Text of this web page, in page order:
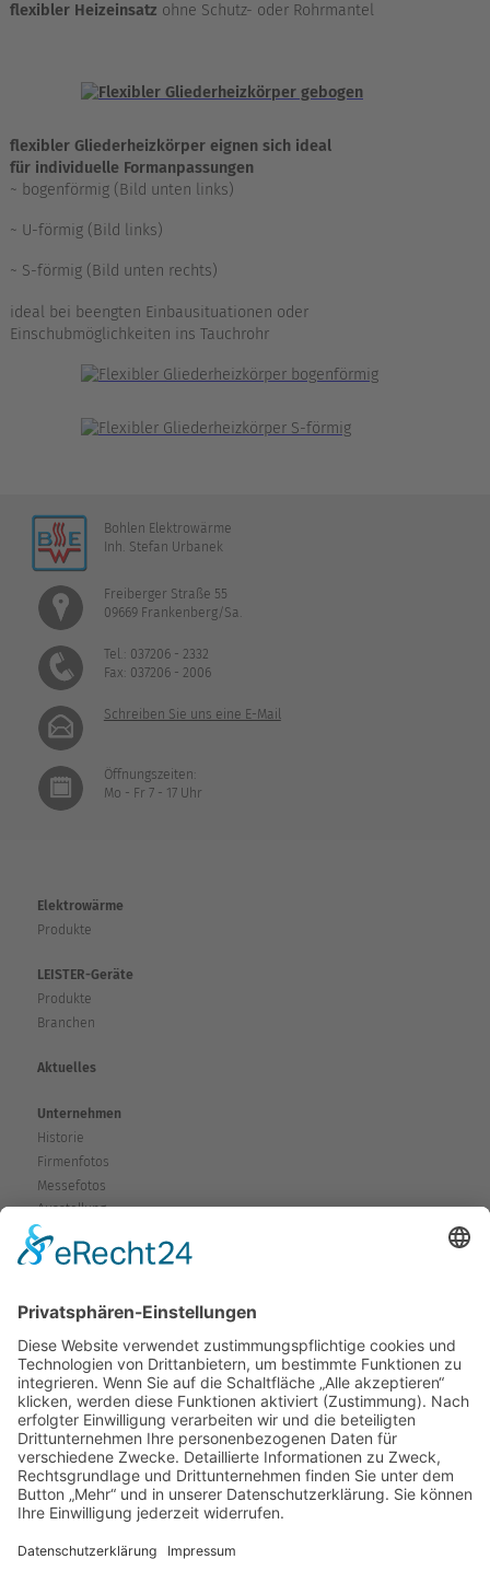
flexibler Heizeinsatz ohne Schutz- oder Rohrmantel
flexibler Gliederheizkörper eignen sich ideal
für individuelle Formanpassungen
~ bogenförmig (Bild unten links)
~ U-förmig (Bild links)
~ S-förmig (Bild unten rechts)
ideal bei beengten Einbausituationen oder
Einschubmöglichkeiten ins Tauchrohr
Bohlen Elektrowärme
Inh. Stefan Urbanek
Freiberger Straße 55
09669 Frankenberg/Sa.
Tel.: 037206 - 2332
Fax: 037206 - 2006
Schreiben Sie uns eine E-Mail
Öffnungszeiten:
Mo - Fr 7 - 17 Uhr
Elektrowärme
Produkte
LEISTER-Geräte
Produkte
Branchen
Aktuelles
Unternehmen
Historie
Firmenfotos
Messefotos
Ausstellung
Service
Garantie & Gewährleistung
Mieten-Testen-Kaufen
Reparaturen
Sicherheitshinweise
Versand
Kontakt
Karte
Anfahrtsplan
Wegbeschreibung